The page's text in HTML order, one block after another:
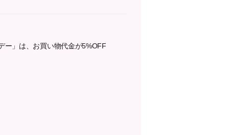
ー」は、お買い物代金が5%OFF